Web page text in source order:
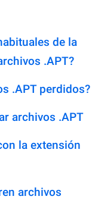
de la
.APT?
.APT perdidos?
archivos .APT
la extensión
archivos